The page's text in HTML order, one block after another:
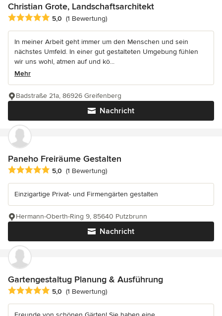
Christian Grote, Landschaftsarchitekt
Durchschnittliche Bewertung: 5 von 5 Sternen
5,0 (1 Bewertung)
In meiner Arbeit geht immer um den Menschen und sein
nächstes Umfeld. In einer gut gestalteten Umgebung fühlen
wir uns wohl, atmen auf und kö...
Mehr
Nachricht
Badstraße 21a, 86926 Greifenberg
Paneho Freiräume Gestalten
Durchschnittliche Bewertung: 5 von 5 Sternen
5,0 (1 Bewertung)
Einzigartige Privat- und Firmengärten gestalten
Nachricht
Hermann-Oberth-Ring 9, 85640 Putzbrunn
Gartengestaltug Planung & Ausführung
Durchschnittliche Bewertung: 5 von 5 Sternen
5,0 (1 Bewertung)